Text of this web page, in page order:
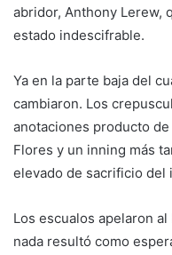
abridor, Anthony Lerew,
estado indescifrable.
Ya en la parte baja del
cambiaron. Los
anotaciones producto
Flores y un inning más
elevado de sacrificio del
Los escualos apelaron
nada resultó como